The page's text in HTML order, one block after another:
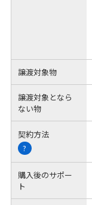
譲渡対象物
譲渡対象となら
ない物
契約方法
?
購入後のサポー
ト